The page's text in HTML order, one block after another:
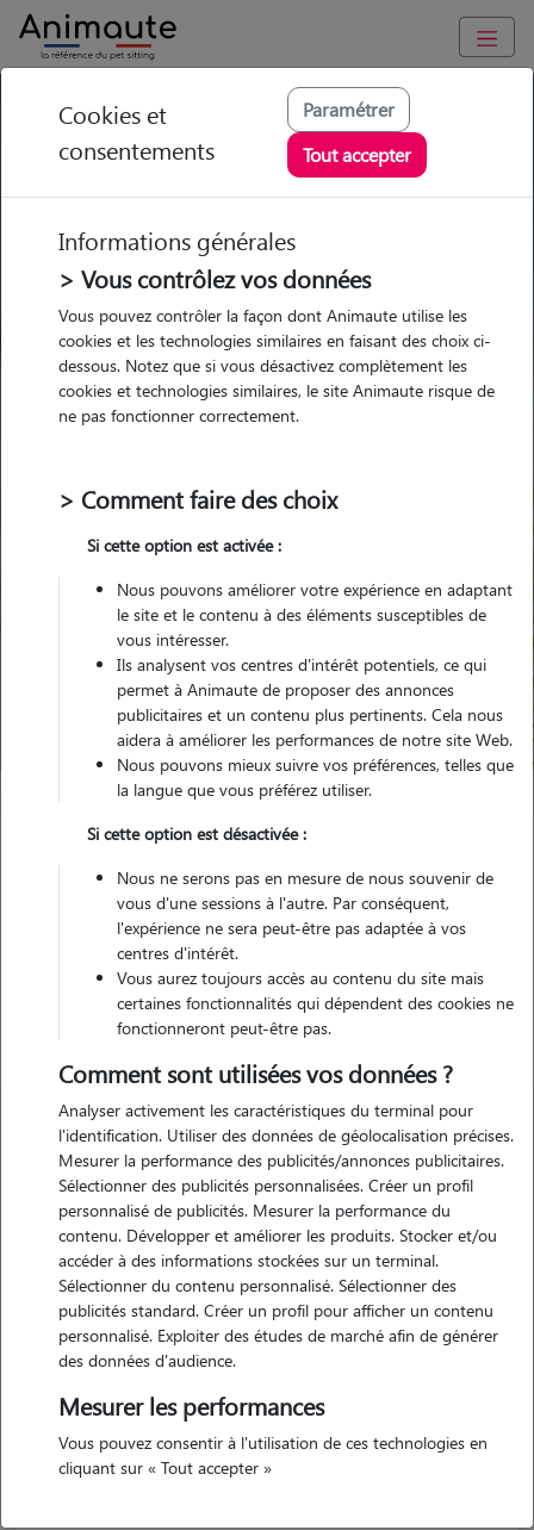
GARDE ANIMAUX à Elbeuf : Garde chien et chat en famille ou
à domicile, visites et promenades
Trouvez une garde animaux à
Elbeuf
Parmi nos 11 pet-sitters à Elbeuf
Garde
chez le Pet Sitter
Garde
chez le Pet Sitter
Pour quel animal ?
Trouver mon Pet Sitter
Elbeuf
Nos promeneurs et familles d'accueil
à Elbeuf (76500)
Anastasia
Cookies et
consentements
Paramétrer
Tout accepter
Informations générales
> Vous contrôlez vos données
Vous pouvez contrôler la façon dont Animaute utilise les
cookies et les technologies similaires en faisant des choix ci-
dessous. Notez que si vous désactivez complètement les
cookies et technologies similaires, le site Animaute risque de
ne pas fonctionner correctement.
> Comment faire des choix
Si cette option est activée :
Nous pouvons améliorer votre expérience en adaptant
le site et le contenu à des éléments susceptibles de
vous intéresser.
Ils analysent vos centres d'intérêt potentiels, ce qui
permet à Animaute de proposer des annonces
publicitaires et un contenu plus pertinents. Cela nous
aidera à améliorer les performances de notre site Web.
Nous pouvons mieux suivre vos préférences, telles que
la langue que vous préférez utiliser.
Si cette option est désactivée :
Nous ne serons pas en mesure de nous souvenir de
vous d'une sessions à l'autre. Par conséquent,
l'expérience ne sera peut-être pas adaptée à vos
centres d'intérêt.
Vous aurez toujours accès au contenu du site mais
certaines fonctionnalités qui dépendent des cookies ne
fonctionneront peut-être pas.
Comment sont utilisées vos données ?
Analyser activement les caractéristiques du terminal pour
l'identification. Utiliser des données de géolocalisation précises.
Mesurer la performance des publicités/annonces publicitaires.
Sélectionner des publicités personnalisées. Créer un profil
personnalisé de publicités. Mesurer la performance du
contenu. Développer et améliorer les produits. Stocker et/ou
accéder à des informations stockées sur un terminal.
Sélectionner du contenu personnalisé. Sélectionner des
publicités standard. Créer un profil pour afficher un contenu
personnalisé. Exploiter des études de marché afin de générer
des données d'audience.
Mesurer les performances
Vous pouvez consentir à l'utilisation de ces technologies en
cliquant sur « Tout accepter »